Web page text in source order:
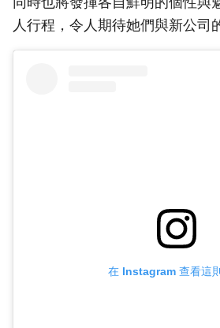
人行程，令人期待她們與新公司
在 Instagram 查看這